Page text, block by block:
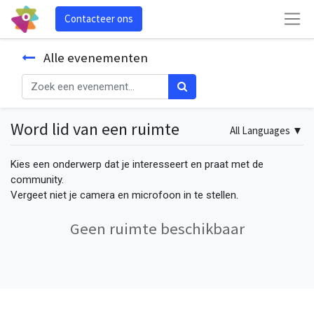
Contacteer ons
Alle evenementen
Word lid van een ruimte All Languages ▼
Kies een onderwerp dat je interesseert en praat met de
community.
Vergeet niet je camera en microfoon in te stellen.
Geen ruimte beschikbaar